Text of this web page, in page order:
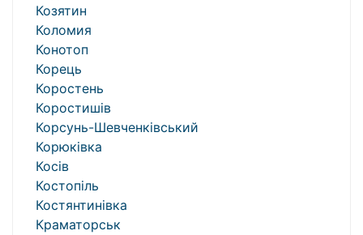
Козятин
Коломия
Конотоп
Корець
Коростень
Коростишів
Корсунь-Шевченківський
Корюківка
Косів
Костопіль
Костянтинівка
Краматорськ